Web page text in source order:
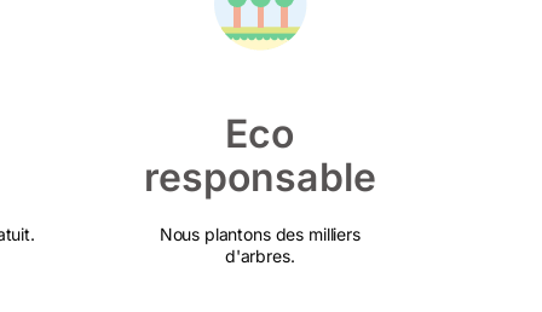
Eco
responsable
Nous plantons des milliers
d'arbres.